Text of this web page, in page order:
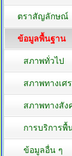
ตราสัญลักษณ์
ข้อมูลพื้นฐาน
สภาพทั่วไป
สภาพทางเศ
สภาพทางสัง
การบริการพื้
ข้อมูลอื่น ๆ